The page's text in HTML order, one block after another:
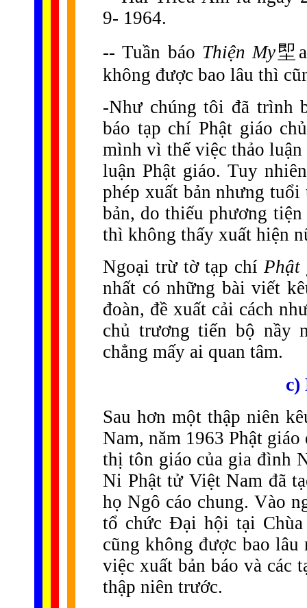
9- 1964.
--Tuần báo Thiện My堲
không được bao lâu thì
-Như chúng tôi đã trình
báo tạp chí Phật giáo
mình vì thế việc thảo
luận Phật giáo. Tuy
phép xuất bản nhưng
bản, do thiếu phương
thì không thấy xuất hiện
Ngoại trừ tờ tạp chí Phật
nhất có những bài viết
đoàn, đề xuất cải cách
chủ trương tiến bộ nầy
chẳng mấy ai quan tâm.
c)
Sau hơn một thập niên
Nam, năm 1963 Phật
thị tôn giáo của gia đình
Ni Phật tử Việt Nam đã
họ Ngô cáo chung. Vào
tổ chức Đại hội tại
cũng không được bao
việc xuất bản báo và các
thập niên trước.